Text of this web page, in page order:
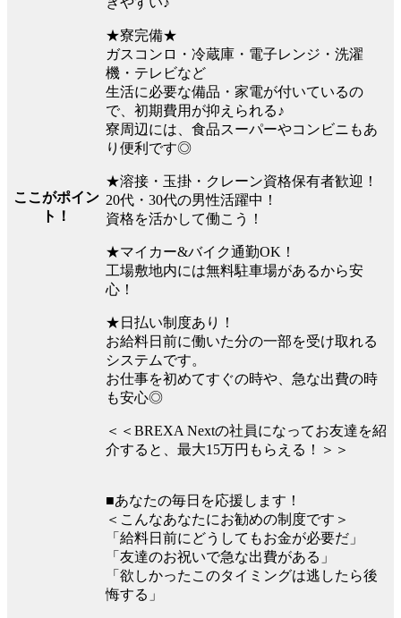
ここがポイン
ト！
★寮完備★
ガスコンロ・冷蔵庫・電子レンジ・洗濯
機・テレビなど
生活に必要な備品・家電が付いているの
で、初期費用が抑えられる♪
寮周辺には、食品スーパーやコンビニもあ
り便利です◎
★溶接・玉掛・クレーン資格保有者歓迎！
20代・30代の男性活躍中！
資格を活かして働こう！
★マイカー&バイク通勤OK！
工場敷地内には無料駐車場があるから安
心！
★日払い制度あり！
お給料日前に働いた分の一部を受け取れる
システムです。
お仕事を初めてすぐの時や、急な出費の時
も安心◎
＜＜BREXA Nextの社員になってお友達を紹
介すると、最大15万円もらえる！＞＞
■あなたの毎日を応援します！
＜こんなあなたにお勧めの制度です＞
「給料日前にどうしてもお金が必要だ」
「友達のお祝いで急な出費がある」
「欲しかったこのタイミングは逃したら後
悔する」